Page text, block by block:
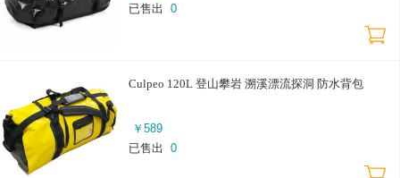
已售出
0
Culpeo 120L 登山攀岩 溯溪漂流探洞 防水背包
￥ 589
已售出
0